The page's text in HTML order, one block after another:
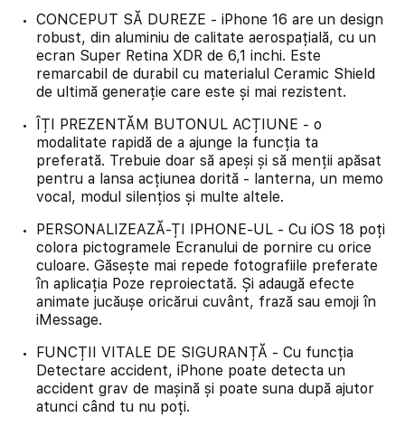
CONCEPUT SĂ DUREZE - iPhone 16 are un design
robust, din aluminiu de calitate aerospațială, cu un
ecran Super Retina XDR de 6,1 inchi. Este
remarcabil de durabil cu materialul Ceramic Shield
de ultimă generație care este și mai rezistent.
ÎȚI PREZENTĂM BUTONUL ACȚIUNE - o
modalitate rapidă de a ajunge la funcția ta
preferată. Trebuie doar să apeși și să menții apăsat
pentru a lansa acțiunea dorită - lanterna, un memo
vocal, modul silențios și multe altele.
PERSONALIZEAZĂ-ȚI IPHONE-UL - Cu iOS 18 poți
colora pictogramele Ecranului de pornire cu orice
culoare. Găsește mai repede fotografiile preferate
în aplicația Poze reproiectată. Și adaugă efecte
animate jucăușe oricărui cuvânt, frază sau emoji în
iMessage.
FUNCȚII VITALE DE SIGURANȚĂ - Cu funcția
Detectare accident, iPhone poate detecta un
accident grav de mașină și poate suna după ajutor
atunci când tu nu poți.